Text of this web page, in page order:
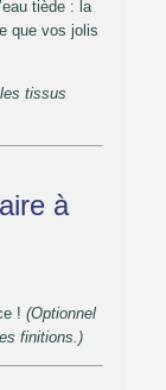
tiède : la
que vos jolis
tissus
à
! (Optionnel
finitions.)